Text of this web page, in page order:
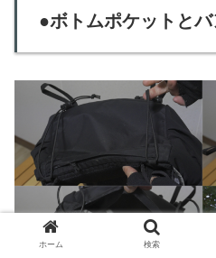
●ボトムポケットと
ホーム 検索